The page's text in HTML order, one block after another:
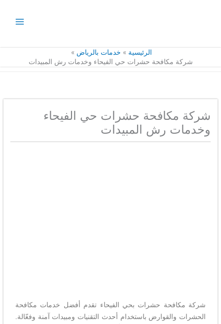
الرئيسية
خدمات بالرياض
شركة مكافحة حشرات حي الفيحاء وخدمات رش المبيدات
شركة مكافحة حشرات حي الفيحاء
وخدمات رش المبيدات
شركة مكافحة حشرات بحي الفيحاء تقدم أفضل خدمات مكافحة
الحشرات والقوارض باستخدام أحدث التقنيات ومبيدات آمنة وفعّالة.